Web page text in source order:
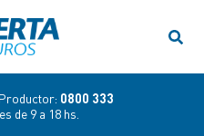
0800 333
de 9 a 18 hs.